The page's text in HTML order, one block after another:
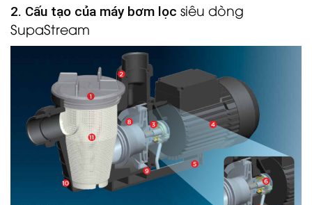
2. Cấu tạo của máy bơm lọc siêu dòng
SupaStream